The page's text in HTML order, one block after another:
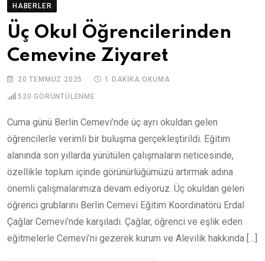
HABERLER
Üç Okul Öğrencilerinden
Cemevine Ziyaret
20 TEMMUZ 2025 1 DAKIKA OKUMA
520 GÖRÜNTÜLENME
Cuma günü Berlin Cemevi’nde üç ayrı okuldan gelen
öğrencilerle verimli bir buluşma gerçekleştirildi. Eğitim
alanında son yıllarda yürütülen çalışmaların neticesinde,
özellikle toplum içinde görünürlüğümüzü artırmak adına
önemli çalışmalarımıza devam ediyoruz. Üç okuldan gelen
öğrenci grublarını Berlin Cemevi Eğitim Koordinatörü Erdal
Çağlar Cemevi’nde karşıladı. Çağlar, öğrenci ve eşlik eden
eğitmelerle Cemevi’ni gezerek kurum ve Alevilik hakkında […]